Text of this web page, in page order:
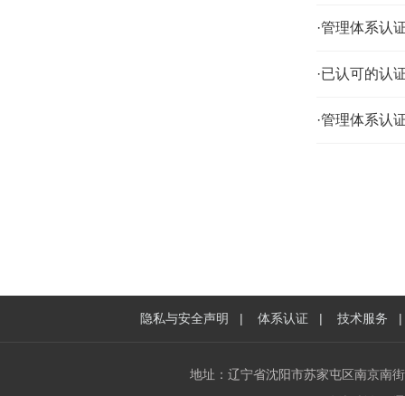
·管理体系认
·已认可的认
·管理体系认
隐私与安全声明 | 体系认证 | 技术服务
地址：辽宁省沈阳市苏家屯区南京